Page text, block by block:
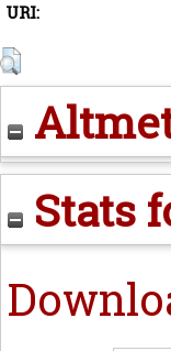
URI:
Stats